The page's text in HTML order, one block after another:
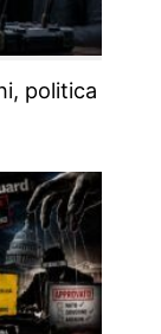
politica